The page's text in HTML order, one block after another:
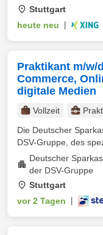
Stuttgart
heute neu
Praktikant m/w/
Commerce,
digitale Medien
Vollzeit
Die Deutscher
DSV-Gruppe, des
Deutscher
der DSV-Gruppe
Stuttgart
vor 2 Tagen